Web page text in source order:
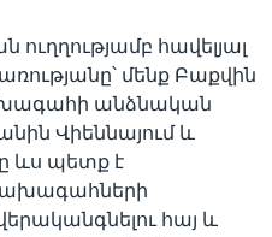
ուղղությամբ հավելյալ
մենք Բաքվին
անձնական
Վիեննայում և
ևս պետք է
հայ և